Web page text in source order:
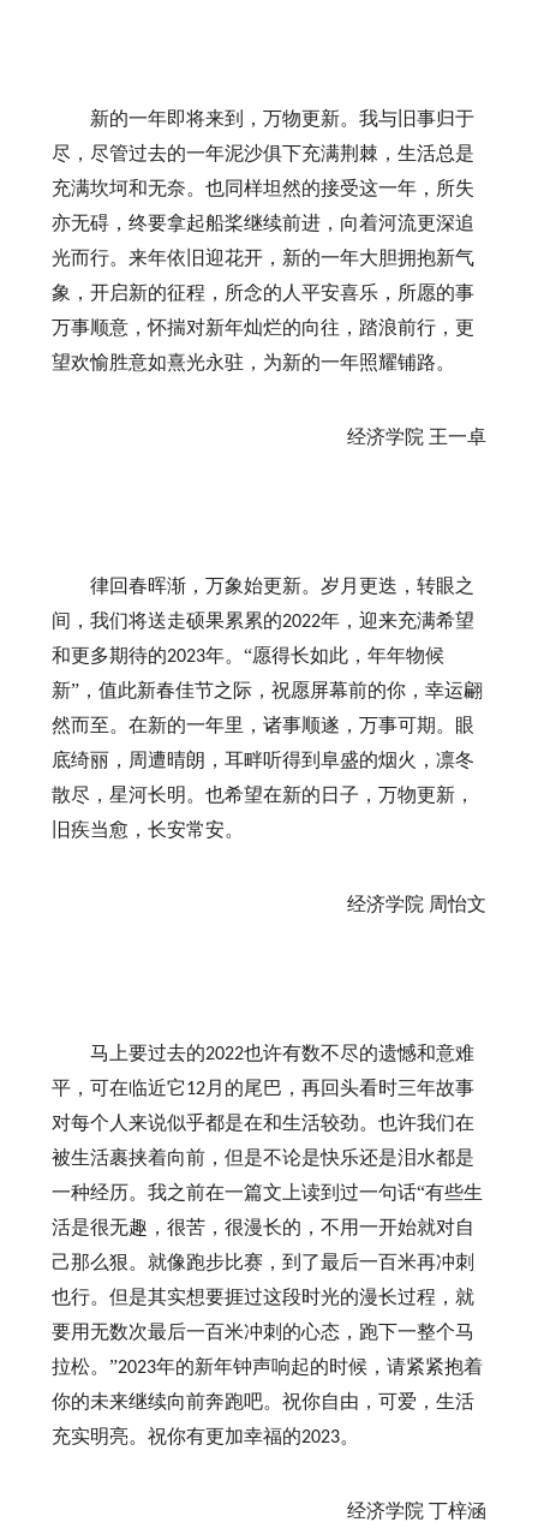
新的一年即将来到，万物更新。我与旧事归于
尽，尽管过去的一年泥沙俱下充满荆棘，生活总是
充满坎坷和无奈。也同样坦然的接受这一年，所失
亦无碍，终要拿起船桨继续前进，向着河流更深追
光而行。来年依旧迎花开，新的一年大胆拥抱新气
象，开启新的征程，所念的人平安喜乐，所愿的事
万事顺意，怀揣对新年灿烂的向往，踏浪前行，更
望欢愉胜意如熹光永驻，为新的一年照耀铺路。
经济学院 王一卓
律回春晖渐，万象始更新。岁月更迭，转眼之
间，我们将送走硕果累累的2022年，迎来充满希望
和更多期待的2023年。“愿得长如此，年年物候
新”，值此新春佳节之际，祝愿屏幕前的你，幸运翩
然而至。在新的一年里，诸事顺遂，万事可期。眼
底绮丽，周遭晴朗，耳畔听得到阜盛的烟火，凛冬
散尽，星河长明。也希望在新的日子，万物更新，
旧疾当愈，长安常安。
经济学院 周怡文
马上要过去的2022也许有数不尽的遗憾和意难
平，可在临近它12月的尾巴，再回头看时三年故事
对每个人来说似乎都是在和生活较劲。也许我们在
被生活裹挟着向前，但是不论是快乐还是泪水都是
一种经历。我之前在一篇文上读到过一句话“有些生
活是很无趣，很苦，很漫长的，不用一开始就对自
己那么狠。就像跑步比赛，到了最后一百米再冲刺
也行。但是其实想要捱过这段时光的漫长过程，就
要用无数次最后一百米冲刺的心态，跑下一整个马
拉松。”2023年的新年钟声响起的时候，请紧紧抱着
你的未来继续向前奔跑吧。祝你自由，可爱，生活
充实明亮。祝你有更加幸福的2023。
经济学院 丁梓涵